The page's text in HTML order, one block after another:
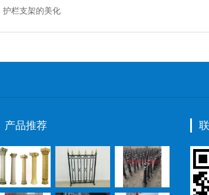
护栏支架的美化
产品推荐